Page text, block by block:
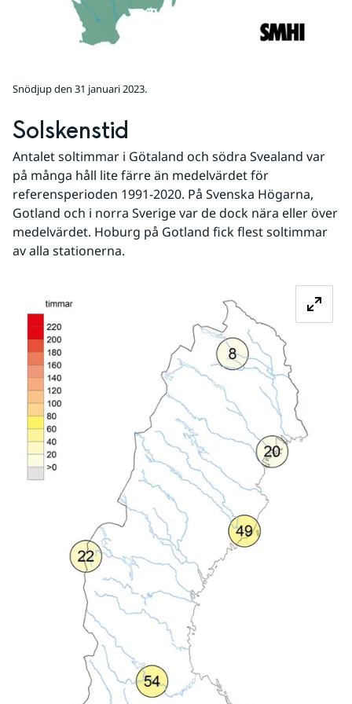
Snödjup den 31 januari 2023.
Solskenstid
Antalet soltimmar i Götaland och södra Svealand var
på många håll lite färre än medelvärdet för
referensperioden 1991-2020. På Svenska Högarna,
Gotland och i norra Sverige var de dock nära eller över
medelvärdet. Hoburg på Gotland fick flest soltimmar
av alla stationerna.